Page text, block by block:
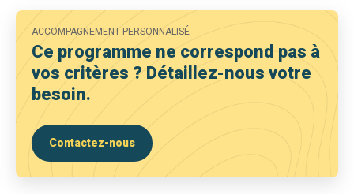
ACCOMPAGNEMENT PERSONNALISÉ
Ce programme ne correspond pas à
vos critères ? Détaillez-nous votre
besoin.
Contactez-nous